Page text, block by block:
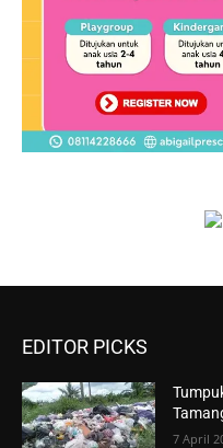
EDITOR PICKS
7 April